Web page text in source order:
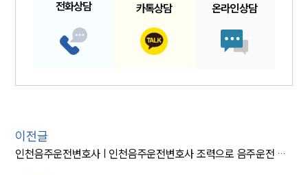
전화상담 카톡상담 온라인상담
이전글
인천음주운전변호사 | 인천음주운전변호사 조력으로 음주운전 항소심 집행유예 방어